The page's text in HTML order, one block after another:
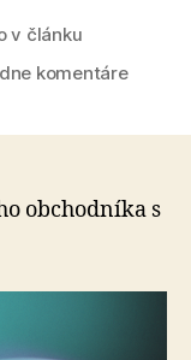
v článku
komentárena
trh
obchodníka s